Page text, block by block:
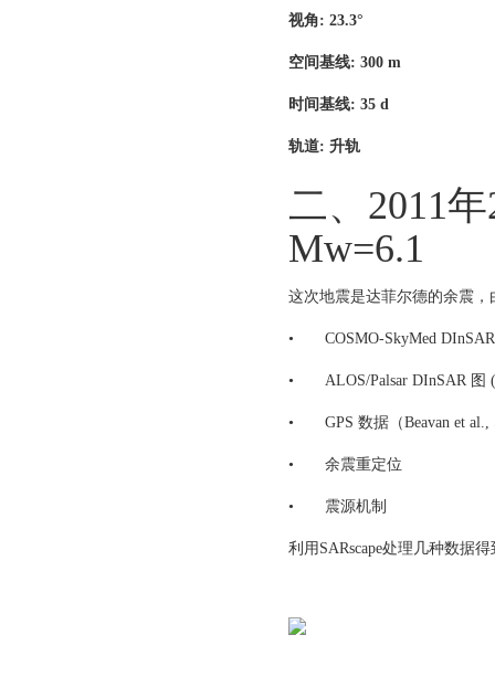
视角: 23.3°
空间基线: 300 m
时间基线: 35 d
轨道: 升轨
二、2011
Mw=6.1
这次地震是达菲尔德的余震
• COSMO-SkyMed
• ALOS/Palsar DInSAR 图
• GPS 数据（Beavan et al.,
• 余震重定位
• 震源机制
利用SARscape处理几种数据